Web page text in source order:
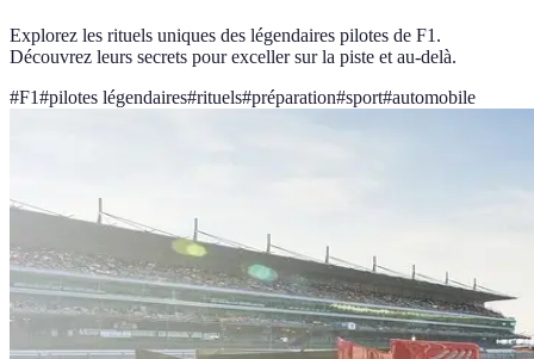
Explorez les rituels uniques des légendaires pilotes de F1.
Découvrez leurs secrets pour exceller sur la piste et au-delà.
#F1#pilotes légendaires#rituels#préparation#sport#automobile